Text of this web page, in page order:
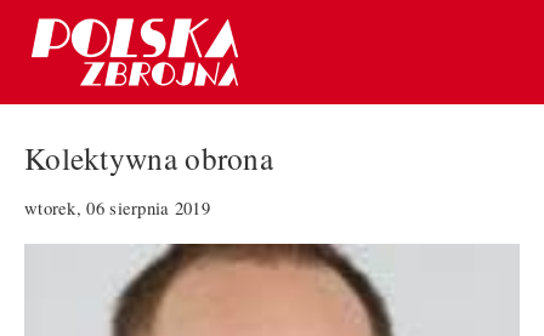
Kolektywna obrona
wtorek, 06 sierpnia 2019